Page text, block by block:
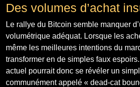
Des volumes d’achat
Le rallye du Bitcoin semble manquer
volumétrique adéquat. Lorsque les
même les meilleures intentions du
transformer en de simples faux
actuel pourrait donc se révéler un
communément appelé « dead-cat